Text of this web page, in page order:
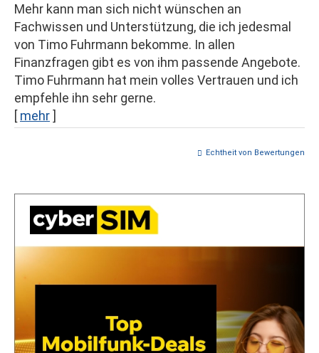
Mehr kann man sich nicht wünschen an
Fachwissen und Unterstützung, die ich jedesmal
von Timo Fuhrmann bekomme. In allen
Finanzfragen gibt es von ihm passende Angebote.
Timo Fuhrmann hat mein volles Vertrauen und ich
empfehle ihn sehr gerne.
[mehr]
Echtheit von Bewertungen